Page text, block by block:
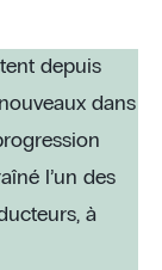
depuis
dans
l’un des
à